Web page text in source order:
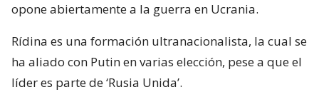
opone abiertamente a la guerra en Ucrania.
Rídina es una formación ultranacionalista, la cual se
ha aliado con Putin en varias elección, pese a que el
líder es parte de ‘Rusia Unida’.